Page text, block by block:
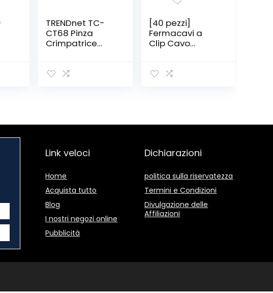
TRENDnet TC-
CT68 Pinza
Crimpatrice
[40 pezzi]
Fermacavi a
Clip Cavo
Autoadesivi Con
Pareti. Nero
Link veloci
Home
Acquista tutto
Blog
I nostri negozi online
Pubblicità
Dichiarazioni
politica sulla riservatezza
Termini e Condizioni
Divulgazione delle
Affiliazioni